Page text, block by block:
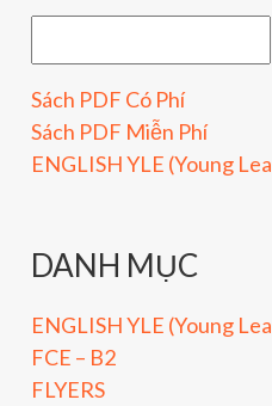
Sách PDF Có Phí
Sách PDF Miễn Phí
ENGLISH YLE (Young
DANH MỤC
ENGLISH YLE (Young
FCE – B2
FLYERS